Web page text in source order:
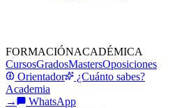
FORMACIÓNACADÉMICA
CursosGradosMastersOposiciones
Orientador
¿Cuánto sabes?
Academia
→
WhatsApp